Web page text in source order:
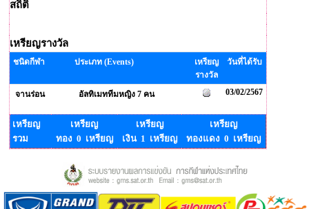
สถิติ
เหรียญรางวัล
ชนิดกีฬา ประเภท (Events)
เหรียญ
รางวัล
วันที่ได้รับ
จานร่อน อัลทิเมททีมหญิง 7 คน 03/02/2567
เหรียญ
รวม
เหรียญ
ทอง 0 เหรียญ
เหรียญ
เงิน 1 เหรียญ
เหรียญ
ทองแดง 0 เหรียญ